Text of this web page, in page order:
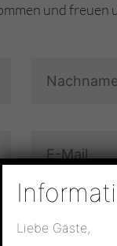
und freuen
Liebe Gäste,